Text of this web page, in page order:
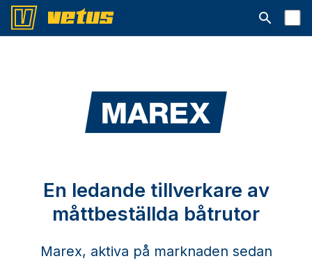
Open
En ledande tillverkare av
måttbeställda båtrutor
Marex, aktiva på marknaden sedan